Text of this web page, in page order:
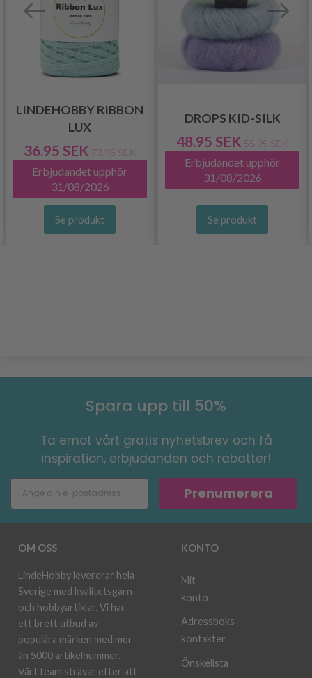
LINDEHOBBY RIBBON
LUX
36.95 SEK 73.95 SEK
Erbjudandet upphör
31/08/2026
Se produkt
DROPS KID-SILK
48.95 SEK 55.95 SEK
Erbjudandet upphör
31/08/2026
Se produkt
Spara upp till 50%
Ta emot vårt gratis nyhetsbrev och få
inspiration, erbjudanden och rabatter!
Prenumerera
OM OSS
LindeHobby levererar hela
Sverige med kvalitetsgarn
och hobbyartiklar. Vi har
ett brett utbud av
populära märken med mer
än 5000 artikelnummer.
Vårt team strävar efter att
KONTO
Mit
konto
Adressboks
kontakter
Önskelista